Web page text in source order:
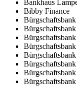
Bankhaus
Bibby Finance
Bürgschaftsbank